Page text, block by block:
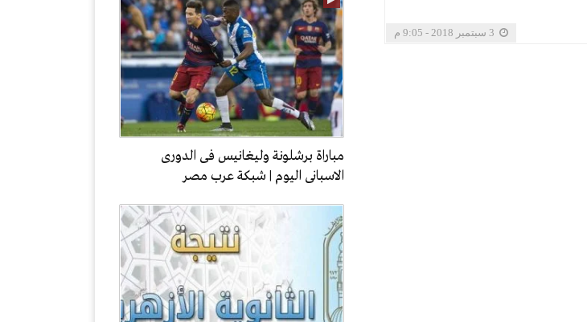
مباراة برشلونة وليغانيس فى الدورى
الاسبانى اليوم | شبكة عرب مصر
3 سبتمبر 2018 - 9:05 م